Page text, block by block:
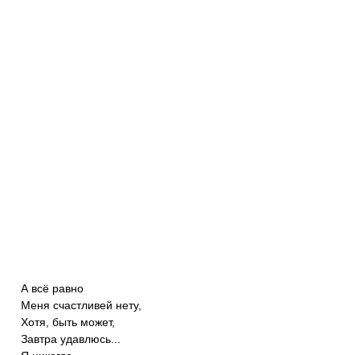
А всё равно
Меня счастливей нету,
Хотя, быть может,
Завтра удавлюсь...